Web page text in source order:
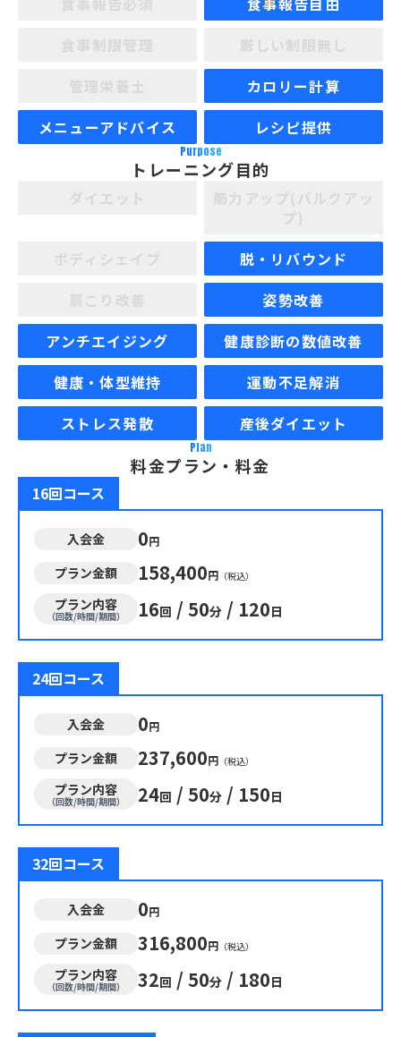
カロリー計算
メニューアドバイス
レシピ提供
Purpose
トレーニング目的
脱・リバウンド
姿勢改善
アンチエイジング
健康診断の数値改善
健康・体型維持
運動不足解消
ストレス発散
産後ダイエット
Plan
料金プラン・料金
16回コース
入会金 0円
プラン金額 158,400円 （税込）
プラン内容
（回数/時間/期間） 16回 / 50分 / 120日
24回コース
入会金 0円
プラン金額 237,600円 （税込）
プラン内容
（回数/時間/期間） 24回 / 50分 / 150日
32回コース
入会金 0円
プラン金額 316,800円 （税込）
プラン内容
（回数/時間/期間） 32回 / 50分 / 180日